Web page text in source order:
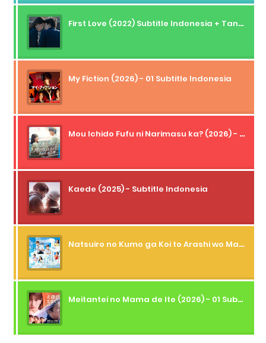
First Love (2022) Subtitle Indonesia + Tanpa Iklan + Streaming + 1080p
My Fiction (2026) - 01 Subtitle Indonesia
Mou Ichido Fufu ni Narimasu ka? (2026) - 01 Subtitle Indonesia
Kaede (2025) - Subtitle Indonesia
Natsuiro no Kumo ga Koi to Arashi wo Makiokosu (2026) - 01 Subtitle Indonesia
Meitantei no Mama de Ite (2026) - 01 Subtitle Indonesia